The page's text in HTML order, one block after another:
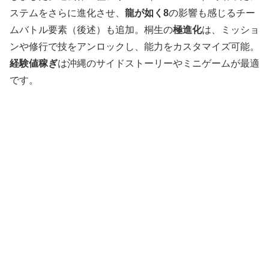
ステムをさらに進化させ、 龍が如く8の影響も感じるチー
ムバトル要素（後述）も追加。桐生の極進化は、ミッショ
ンや修行で技をアンロックし、能力をカスタマイズ可能。
経験値稼ぎは沖縄のサイドストーリーやミニゲームが最適
です。